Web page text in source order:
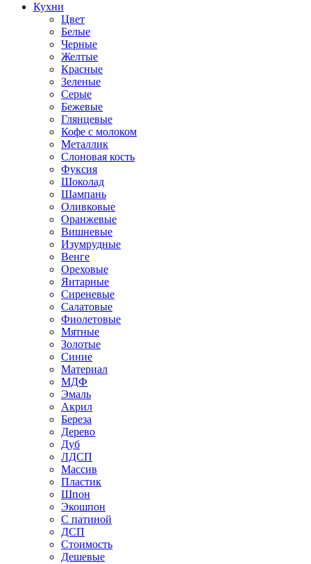
Кухни
Цвет
Белые
Черные
Желтые
Красные
Зеленые
Серые
Бежевые
Глянцевые
Кофе с молоком
Металлик
Слоновая кость
Фуксия
Шоколад
Шампань
Оливковые
Оранжевые
Вишневые
Изумрудные
Венге
Ореховые
Янтарные
Сиреневые
Салатовые
Фиолетовые
Мятные
Золотые
Синие
Материал
МДФ
Эмаль
Акрил
Береза
Дерево
Дуб
ЛДСП
Массив
Пластик
Шпон
Экошпон
С патиной
ДСП
Стоимость
Дешевые